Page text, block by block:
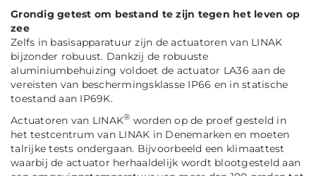
Grondig getest om bestand te zijn tegen het leven op
zee
Zelfs in basisapparatuur zijn de actuatoren van LINAK
bijzonder robuust. Dankzij de robuuste
aluminiumbehuizing voldoet de actuator LA36 aan de
vereisten van beschermingsklasse IP66 en in statische
toestand aan IP69K.
Actuatoren van LINAK® worden op de proef gesteld in
het testcentrum van LINAK in Denemarken en moeten
talrijke tests ondergaan. Bijvoorbeeld een klimaattest
waarbij de actuator herhaaldelijk wordt blootgesteld aan